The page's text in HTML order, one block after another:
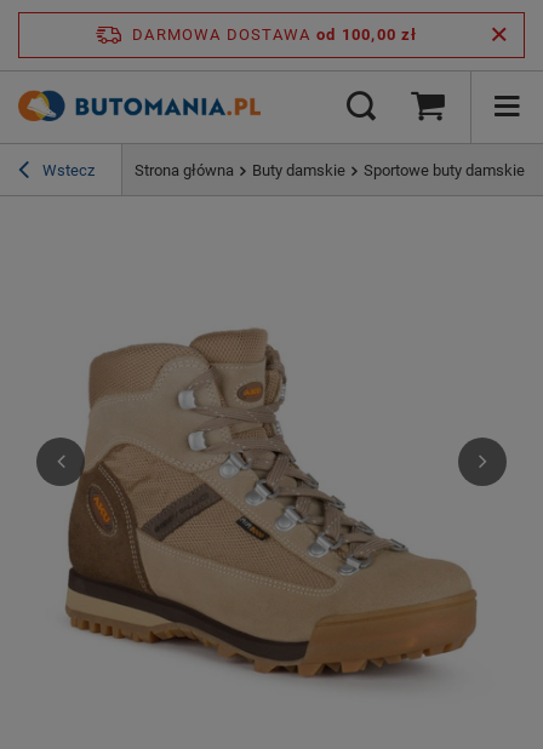
DARMOWA DOSTAWA od 100,00 zł
Wstecz Strona główna Buty damskie Sportowe buty damskie